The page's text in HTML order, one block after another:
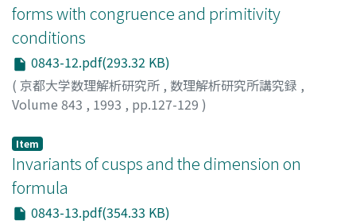
forms with congruence and primitivity
conditions
0843-12.pdf(293.32 KB)
( 京都大学数理解析研究所 , 数理解析研究所講究録 ,
Volume 843 , 1993 , pp.127-129 )
Item
Invariants of cusps and the dimension on
formula
0843-13.pdf(354.33 KB)